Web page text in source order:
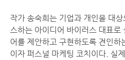
작가 송숙희는 기업과 개인을 대
스하는 아이디어 바이러스 대표로
어를 제안하고 구현하도록 견인하
이자 퍼스널 마케팅 코치이다. 실